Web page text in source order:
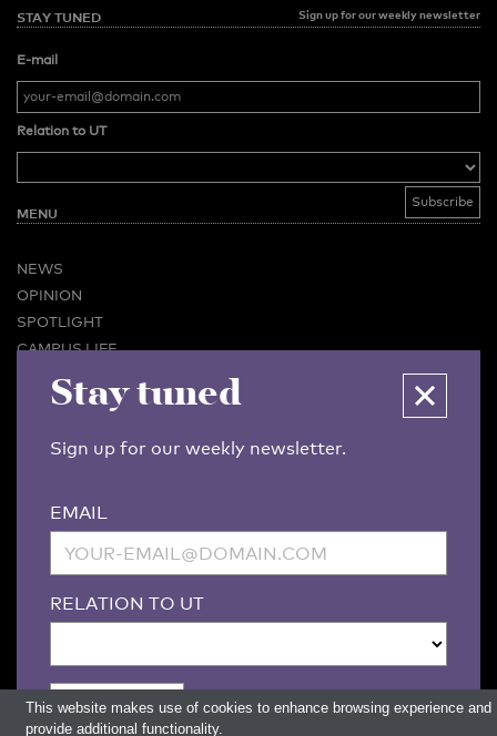
STAY TUNED Sign up for our weekly newsletter
E-mail
Relation to UT
MENU
NEWS
OPINION
SPOTLIGHT
CAMPUS LIFE
BUSINESS & CAREER
CONTACT
ARCHIVE
MORE
LINKS
DISCLAIMER / COPYRIGHT REDACTIESTATUUT/EDITORIAL STATUTE
Stay tuned
Sign up for our weekly newsletter.
EMAIL
RELATION TO UT
This website makes use of cookies to enhance browsing experience and
provide additional functionality.